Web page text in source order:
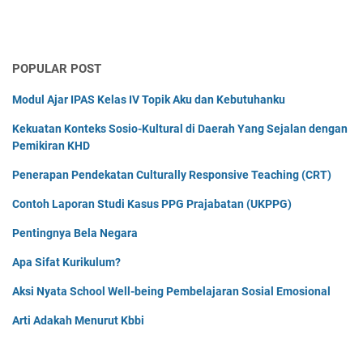
POPULAR POST
Modul Ajar IPAS Kelas IV Topik Aku dan Kebutuhanku
Kekuatan Konteks Sosio-Kultural di Daerah Yang Sejalan dengan
Pemikiran KHD
Penerapan Pendekatan Culturally Responsive Teaching (CRT)
Contoh Laporan Studi Kasus PPG Prajabatan (UKPPG)
Pentingnya Bela Negara
Apa Sifat Kurikulum?
Aksi Nyata School Well-being Pembelajaran Sosial Emosional
Arti Adakah Menurut Kbbi